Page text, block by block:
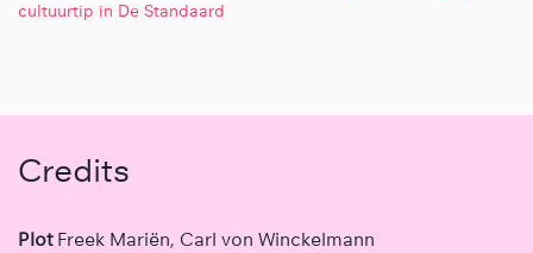
cultuurtip in De Standaard
Credits
Plot Freek Mariën, Carl von Winckelmann